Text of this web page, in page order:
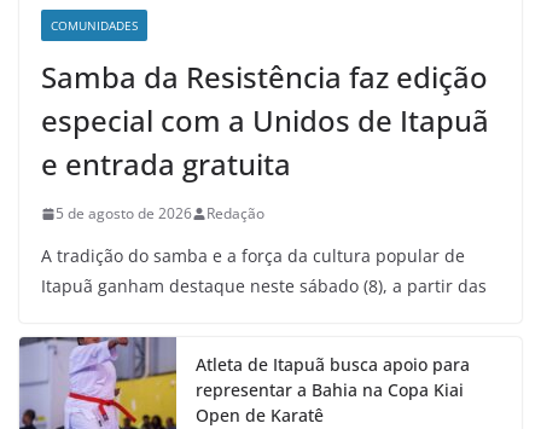
COMUNIDADES
Samba da Resistência faz edição
especial com a Unidos de Itapuã
e entrada gratuita
5 de agosto de 2026 Redação
A tradição do samba e a força da cultura popular de
Itapuã ganham destaque neste sábado (8), a partir das
Atleta de Itapuã busca apoio para
representar a Bahia na Copa Kiai
Open de Karatê